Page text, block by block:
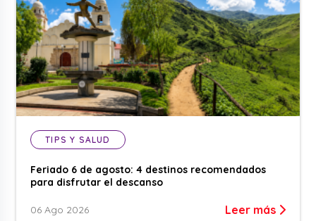
TIPS Y SALUD
Feriado 6 de agosto: 4 destinos recomendados
para disfrutar el descanso
06 Ago 2026 Leer más